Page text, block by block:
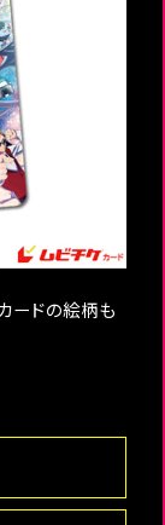
ードの絵柄も